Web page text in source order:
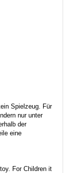
Spielzeug. Für
nur unter
der
eine
For Children it